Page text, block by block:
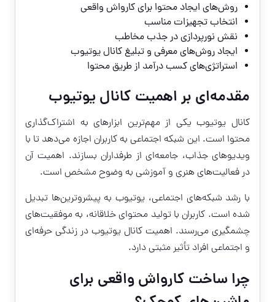
روش‌های ایجاد محتوا برای کارواش واقعی
انتخاب تجهیزات مناسب
نقش نورپردازی در جذب مخاطب
ایجاد روش‌های معرفی و تبلیغ کانال یوتیوب
استراتژی‌های کسب درآمد از طریق محتوا
مقدمه‌ای بر اهمیت کانال یوتیوب
کانال یوتیوب یکی از مهم‌ترین ابزارهای به اشتراک‌گذاری
محتوا است. این شبکه اجتماعی به کاربران اجازه می‌دهد تا با
ویدیوهای جذاب، جامعه‌ای از طرفداران بسازند. اهمیت آن
در فعالیت‌های هنری و آموزشی به وضوح مشخص است.
با رشد شبکه‌های اجتماعی، یوتیوب به پیشروترین‌ها تبدیل
شده است. کاربران با تولید محتوای خلاقانه، به موفقیت‌های
چشمگیری می‌رسند. اهمیت کانال یوتیوب در زندگی حرفه‌ای
و اجتماعی افراد تأثیر مثبتی دارد.
چرا ساخت کارواش واقعی برای